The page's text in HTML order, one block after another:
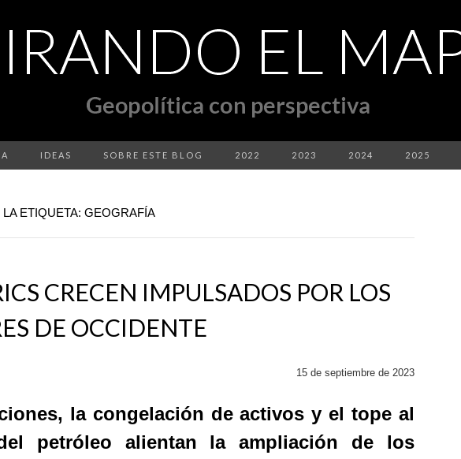
IDEAS SOBRE ESTE BLOG 2022 2023 2024 2025
ETIQUETA: GEOGRAFÍA
CRECEN IMPULSADOS POR LOS
DE OCCIDENTE
15 de septiembre de 2023
la congelación de activos y el tope al
petróleo alientan la ampliación de los